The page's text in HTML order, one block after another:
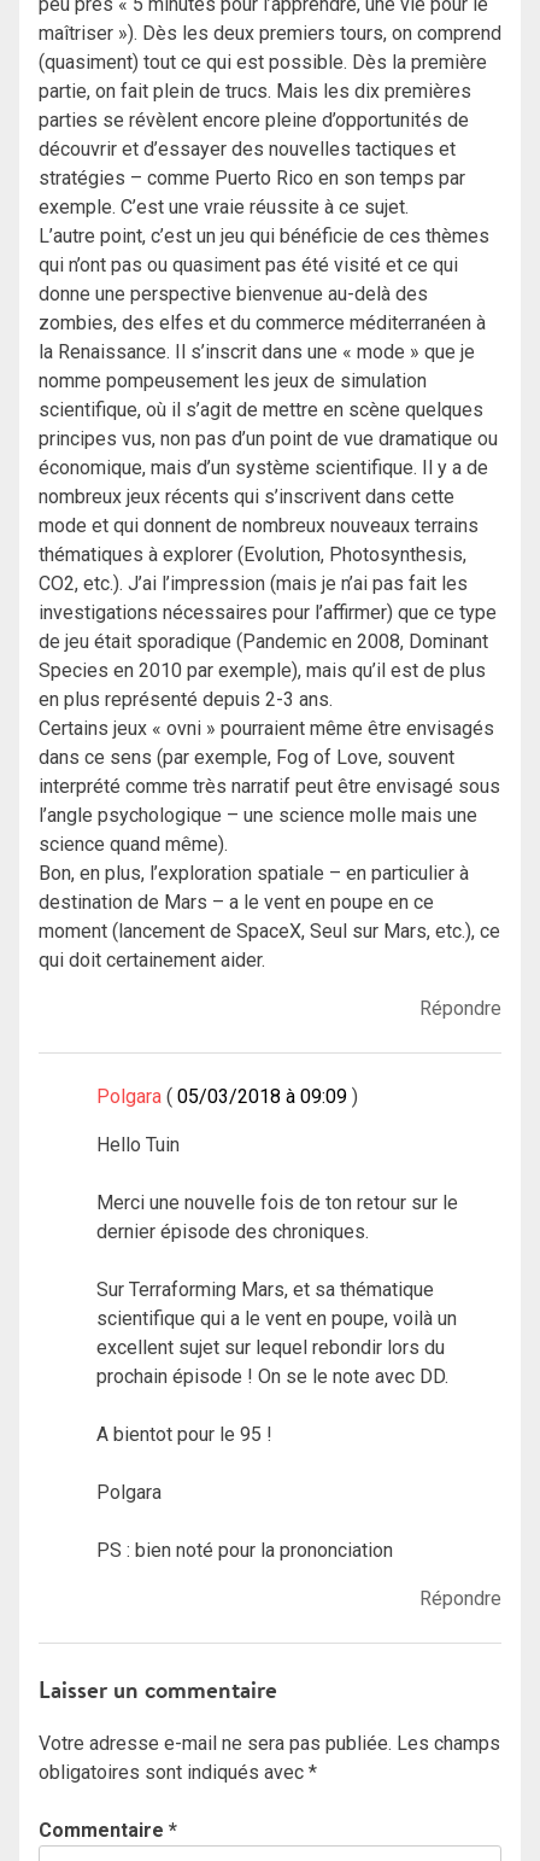
peu près « 5 minutes pour l’apprendre, une vie pour le
maîtriser »). Dès les deux premiers tours, on comprend
(quasiment) tout ce qui est possible. Dès la première
partie, on fait plein de trucs. Mais les dix premières
parties se révèlent encore pleine d’opportunités de
découvrir et d’essayer des nouvelles tactiques et
stratégies – comme Puerto Rico en son temps par
exemple. C’est une vraie réussite à ce sujet.
L’autre point, c’est un jeu qui bénéficie de ces thèmes
qui n’ont pas ou quasiment pas été visité et ce qui
donne une perspective bienvenue au-delà des
zombies, des elfes et du commerce méditerranéen à
la Renaissance. Il s’inscrit dans une « mode » que je
nomme pompeusement les jeux de simulation
scientifique, où il s’agit de mettre en scène quelques
principes vus, non pas d’un point de vue dramatique ou
économique, mais d’un système scientifique. Il y a de
nombreux jeux récents qui s’inscrivent dans cette
mode et qui donnent de nombreux nouveaux terrains
thématiques à explorer (Evolution, Photosynthesis,
CO2, etc.). J’ai l’impression (mais je n’ai pas fait les
investigations nécessaires pour l’affirmer) que ce type
de jeu était sporadique (Pandemic en 2008, Dominant
Species en 2010 par exemple), mais qu’il est de plus
en plus représenté depuis 2-3 ans.
Certains jeux « ovni » pourraient même être envisagés
dans ce sens (par exemple, Fog of Love, souvent
interprété comme très narratif peut être envisagé sous
l’angle psychologique – une science molle mais une
science quand même).
Bon, en plus, l’exploration spatiale – en particulier à
destination de Mars – a le vent en poupe en ce
moment (lancement de SpaceX, Seul sur Mars, etc.), ce
qui doit certainement aider.
Répondre
Polgara 05/03/2018 à 09:09
Hello Tuin
Merci une nouvelle fois de ton retour sur le
dernier épisode des chroniques.
Sur Terraforming Mars, et sa thématique
scientifique qui a le vent en poupe, voilà un
excellent sujet sur lequel rebondir lors du
prochain épisode ! On se le note avec DD.
A bientot pour le 95 !
Polgara
PS : bien noté pour la prononciation
Répondre
Laisser un commentaire
Votre adresse e-mail ne sera pas publiée. Les champs
obligatoires sont indiqués avec *
Commentaire *